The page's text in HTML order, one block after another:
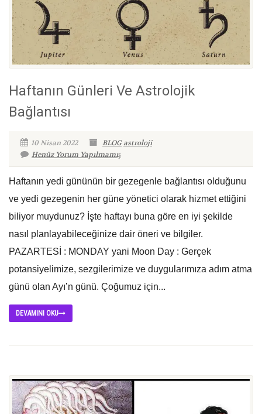
Haftanın Günleri Ve Astrolojik
Bağlantısı
10 Nisan 2022 BLOG astroloji
Henüz Yorum Yapılmamış
Haftanın yedi gününün bir gezegenle bağlantısı olduğunu
ve yedi gezegenin her güne yönetici olarak hizmet ettiğini
biliyor muydunuz? İşte haftayı buna göre en iyi şekilde
nasıl planlayabileceğinize dair öneri ve bilgiler.
PAZARTESİ : MONDAY yani Moon Day : Gerçek
potansiyelimize, sezgilerimize ve duygularımıza adım atma
günü olan Ayı’n günü. Çoğumuz için...
DEVAMINI OKU